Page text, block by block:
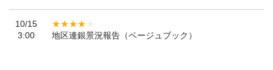
10/15
3:00
地区連銀景況報告（ベージュブック）